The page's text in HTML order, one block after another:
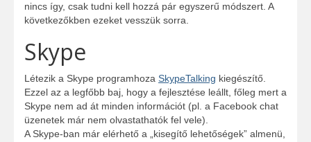
nincs így, csak tudni kell hozzá pár egyszerű módszert. A
következőkben ezeket vesszük sorra.
Skype
Létezik a Skype programhoza SkypeTalking kiegészítő.
Ezzel az a legfőbb baj, hogy a fejlesztése leállt, főleg mert a
Skype nem ad át minden információt (pl. a Facebook chat
üzenetek már nem olvastathatók fel vele).
A Skype-ban már elérhető a „kisegítő lehetőségek” almenü,